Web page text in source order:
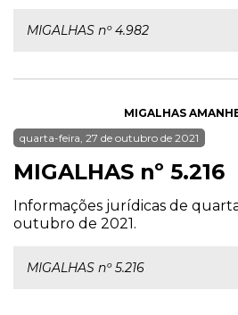
MIGALHAS nº 4.982
MIGALHAS
quarta-feira, 27 de outubro de 2021
MIGALHAS nº 5.216
Informações jurídicas de
outubro de 2021.
MIGALHAS nº 5.216